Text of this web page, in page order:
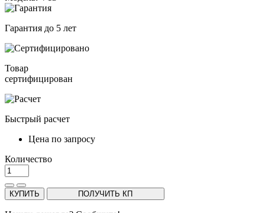
Гарантия до 5 лет
Товар
сертифицирован
Быстрый расчет
Цена по запросу
Количество
КУПИТЬ ПОЛУЧИТЬ КП